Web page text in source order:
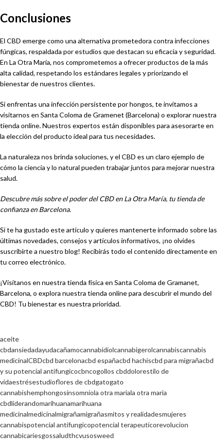
Conclusiones
El CBD emerge como una alternativa prometedora contra infecciones
fúngicas, respaldada por estudios que destacan su eficacia y seguridad.
En La Otra María, nos comprometemos a ofrecer productos de la más
alta calidad, respetando los estándares legales y priorizando el
bienestar de nuestros clientes.
Si enfrentas una infección persistente por hongos, te invitamos a
visitarnos en Santa Coloma de Gramenet (Barcelona) o explorar nuestra
tienda online. Nuestros expertos están disponibles para asesorarte en
la elección del producto ideal para tus necesidades.
La naturaleza nos brinda soluciones, y el CBD es un claro ejemplo de
cómo la ciencia y lo natural pueden trabajar juntos para mejorar nuestra
salud.
Descubre más sobre el poder del CBD enLa Otra María, tu tienda de
confianza en Barcelona.
Si te ha gustado este artículo y quieres mantenerte informado sobre las
últimas novedades, consejos y artículos informativos, ¡no olvides
suscribirte a nuestro blog! Recibirás todo el contenido directamente en
tu correo electrónico.
¡Visítanos en nuestra tienda física en Santa Coloma de Gramanet,
Barcelona, o explora nuestra tienda online para descubrir el mundo del
CBD! Tu bienestar es nuestra prioridad.
aceite
cbdansiedadayudacañamocannabidiolcannabigerolcannabiscannabis
medicinalCBDcbd barcelonacbd españacbd hachiscbd para migrañacbd
y su potencial antifungicocbncogollos cbddolorestilo de
vidaestrésestudioflores de cbdgatogato
cannabishemphongosinsomniola otra mariala otra maria
cbdliderandomarihuanamarihuana
medicinalmedicinalmigrañamigrañasmitos y realidadesmujeres
cannabispotencial antifungicopotencial terapeuticorevolucion
cannabicariesgossaludthcvusosweed